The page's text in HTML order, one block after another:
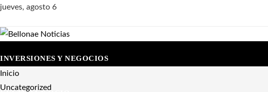
jueves, agosto 6
INVERSIONES Y NEGOCIOS
Inicio
Uncategorized